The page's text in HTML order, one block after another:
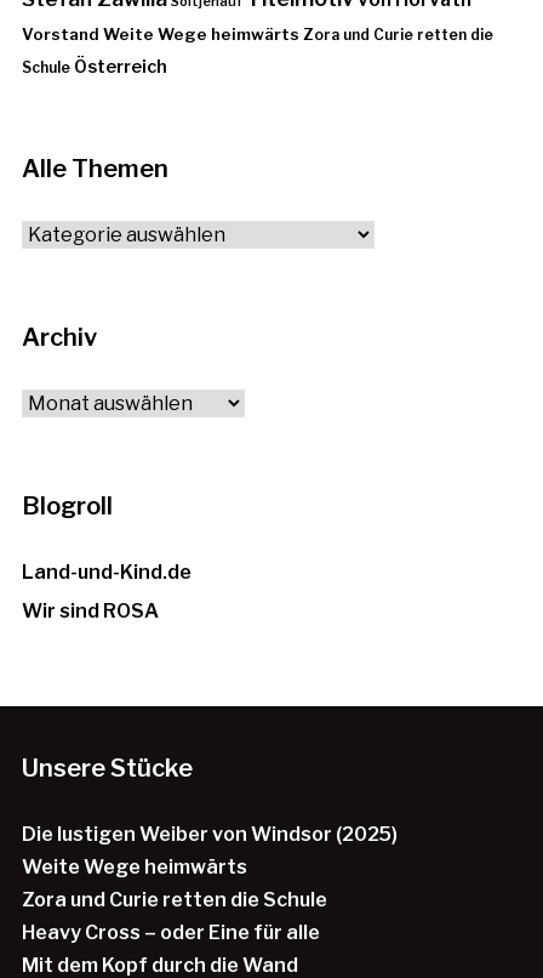
Vorstand Weite Wege heimwärts Zora und Curie retten die
Schule Österreich
Alle Themen
Alle
Archiv
Archiv
Blogroll
Land-und-Kind.de
Wir sind ROSA
Unsere Stücke
Die lustigen Weiber von Windsor (2025)
Weite Wege heimwärts
Zora und Curie retten die Schule
Heavy Cross – oder Eine für alle
Mit dem Kopf durch die Wand